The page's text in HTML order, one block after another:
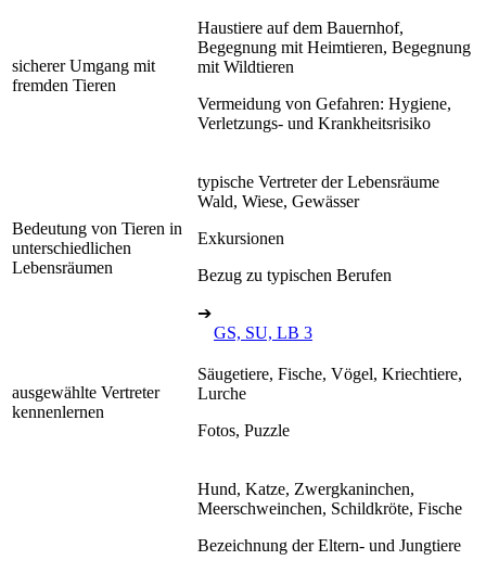
sicherer Umgang mit
fremden Tieren
Haustiere auf dem Bauernhof,
Begegnung mit Heimtieren, Begegnung
mit Wildtieren
Vermeidung von Gefahren: Hygiene,
Verletzungs- und Krankheitsrisiko
Bedeutung von Tieren in
unterschiedlichen
Lebensräumen
typische Vertreter der Lebensräume
Wald, Wiese, Gewässer
Exkursionen
Bezug zu typischen Berufen
➔
GS, SU, LB 3
ausgewählte Vertreter
kennenlernen
Säugetiere, Fische, Vögel, Kriechtiere,
Lurche
Fotos, Puzzle
Hund, Katze, Zwergkaninchen,
Meerschweinchen, Schildkröte, Fische
Bezeichnung der Eltern- und Jungtiere